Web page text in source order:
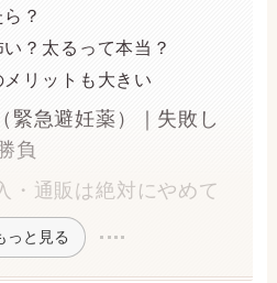
？
？太るって本当？
リットも大きい
緊急避妊薬）｜失敗し
負
・通販は絶対にやめて
っと見る